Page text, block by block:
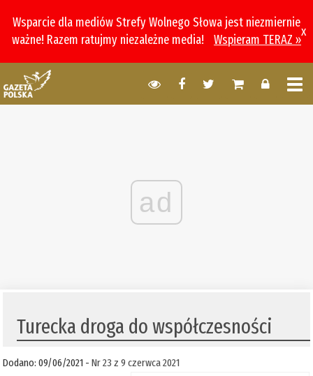
Wsparcie dla mediów Strefy Wolnego Słowa jest niezmiernie
ważne! Razem ratujmy niezależne media!
Wspieram TERAZ »
x
ad
Turecka droga do współczesności
Dodano: 09/06/2021 -Nr 23 z 9 czerwca 2021